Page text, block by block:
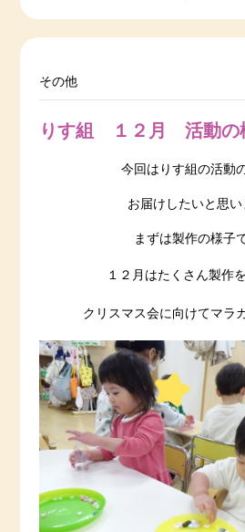
その他
りす組 １２月 活動の
今回はりす組の活動
お届けしたいと思い
まずは製作の様子
１２月はたくさん製作を
クリスマス会に向けてマラ